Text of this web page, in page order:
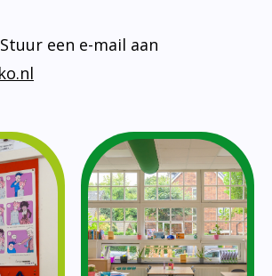
een e-mail aan